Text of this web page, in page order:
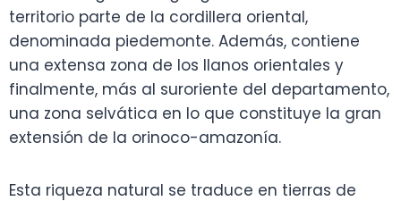
territorio parte de la cordillera oriental,
denominada piedemonte. Además, contiene
una extensa zona de los llanos orientales y
finalmente, más al suroriente del departamento,
una zona selvática en lo que constituye la gran
extensión de la orinoco-amazonía.
Esta riqueza natural se traduce en tierras de